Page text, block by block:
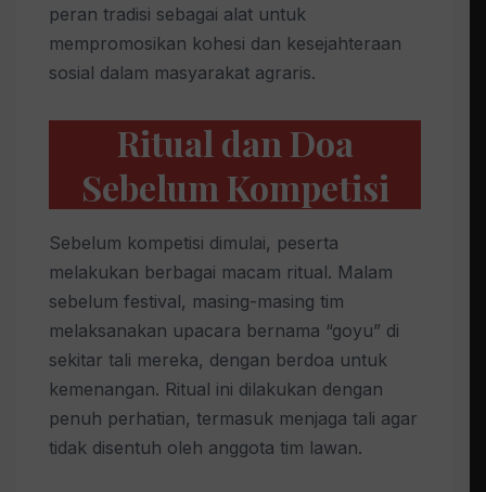
peran tradisi sebagai alat untuk
mempromosikan kohesi dan kesejahteraan
sosial dalam masyarakat agraris.
Ritual dan Doa
Sebelum Kompetisi
Sebelum kompetisi dimulai, peserta
melakukan berbagai macam ritual. Malam
sebelum festival, masing-masing tim
melaksanakan upacara bernama “goyu” di
sekitar tali mereka, dengan berdoa untuk
kemenangan. Ritual ini dilakukan dengan
penuh perhatian, termasuk menjaga tali agar
tidak disentuh oleh anggota tim lawan.